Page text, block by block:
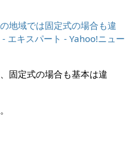
地域では固定式の場合も違
エキスパート - Yahoo!ニュー
固定式の場合も基本は違